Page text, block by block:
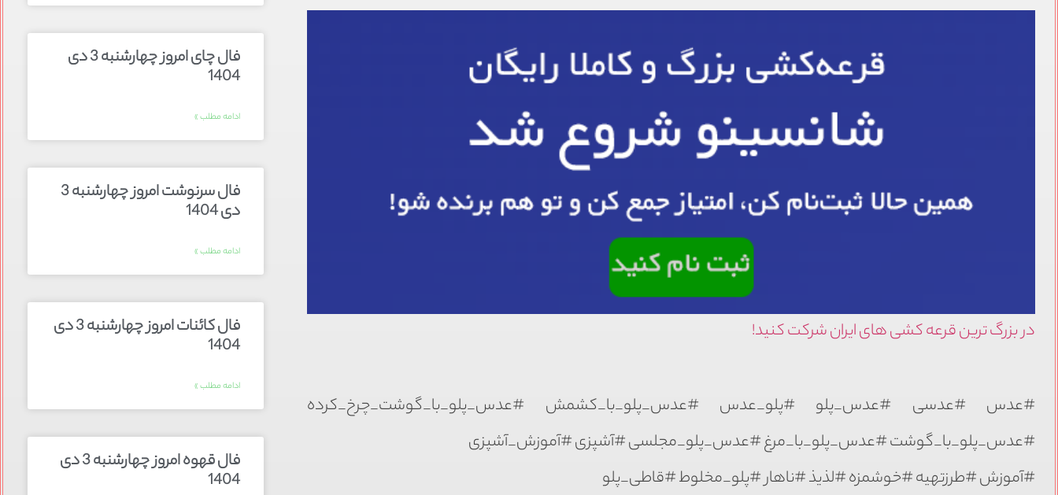
در بزرگ ترین قرعه کشی های ایران شرکت کنید!
#عدس #عدسی #عدس_پلو #پلو_عدس #عدس_پلو_با_کشمش #عدس_پلو_با_گوشت_چرخ_کرده
#عدس_پلو_با_گوشت #عدس_پلو_با_مرغ #عدس_پلو_مجلسی #آشپزی #آموزش_آشپزی
#آموزش #طرزتهیه #خوشمزه #لذیذ #ناهار #پلو_مخلوط #قاطی_پلو
فال چای امروز چهارشنبه 3 دی
1404
ادامه مطلب »
فال سرنوشت امروز چهارشنبه 3
دی 1404
ادامه مطلب »
فال کائنات امروز چهارشنبه 3 دی
1404
ادامه مطلب »
فال قهوه امروز چهارشنبه 3 دی
1404